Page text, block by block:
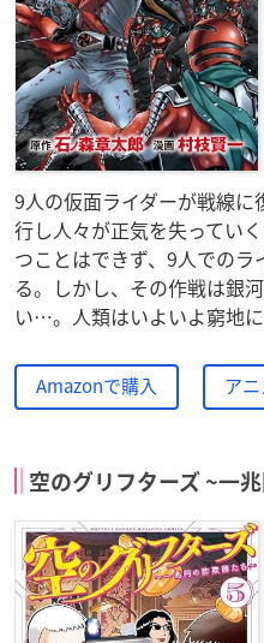
9人の仮面ライダーが戦線
行し人々が正気を失ってい
つことはできず、9人での
る。しかし、その作戦は銀
い…。人類はいよいよ窮地
Amazonで購入 ア
空のグリフターズ ~一